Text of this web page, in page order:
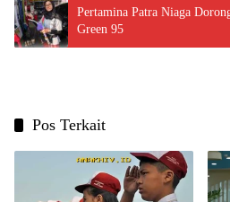
Pertamina Patra Niaga
Green 95
Pos Terkait